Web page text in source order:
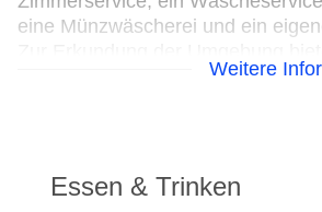
eine Münzwäscherei und ein
Fahrradverleih die notwendige
Check-in von: 00:00:00
Check-out bis: 00:00:00
Weitere
Essen & Trinken